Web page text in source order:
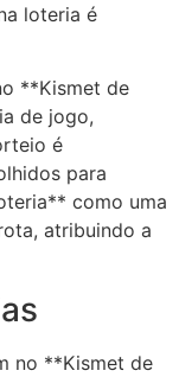
loteria é
**Kismet de
de jogo,
é
para
como uma
atribuindo a
no **Kismet de